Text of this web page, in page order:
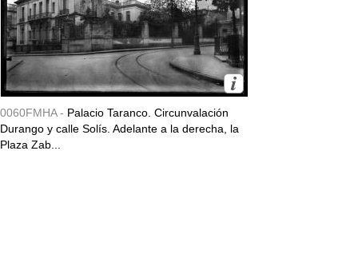
0060FMHA - Palacio Taranco. Circunvalación
Durango y calle Solís. Adelante a la derecha, la
Plaza Zab...